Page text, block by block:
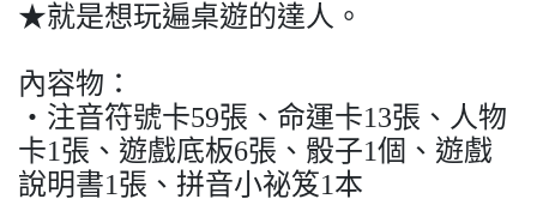
★就是想玩遍桌遊的達人。
內容物：
‧注音符號卡59張、命運卡13張、人物
卡1張、遊戲底板6張、骰子1個、遊戲
說明書1張、拼音小祕笈1本